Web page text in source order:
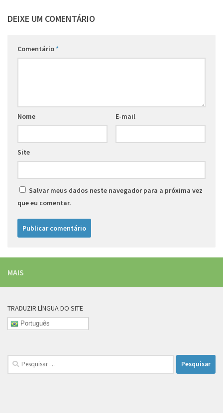
DEIXE UM COMENTÁRIO
Comentário*
Nome E-mail
Site
Salvar meus dados neste navegador para a próxima vez
que eu comentar.
MAIS
TRADUZIR LÍNGUA DO SITE
Português
Pesquisar
por: